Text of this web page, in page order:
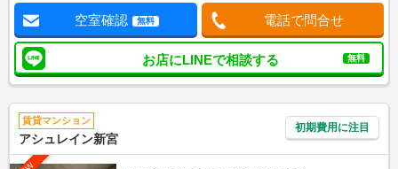
空室確認 無料 電話で問合せ
お店にLINEで相談する 無料
賃貸マンション
アシュレイン新宮
初期費用に注目